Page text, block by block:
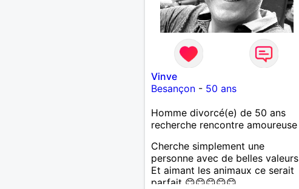
Vinve
Besançon- 50 ans
Homme divorcé(e) de 50 ans
recherche rencontre amoureuse
Cherche simplement une
personne avec de belles valeurs
Et aimant les animaux ce serait
parfait 😊😊😊😊😊